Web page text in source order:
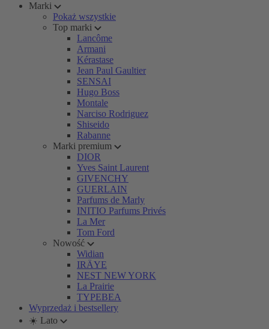
Marki
Pokaż wszystkie
Top marki
Lancôme
Armani
Kérastase
Jean Paul Gaultier
SENSAI
Hugo Boss
Montale
Narciso Rodriguez
Shiseido
Rabanne
Marki premium
DIOR
Yves Saint Laurent
GIVENCHY
GUERLAIN
Parfums de Marly
INITIO Parfums Privés
La Mer
Tom Ford
Nowość
Widian
IRÄYE
NEST NEW YORK
La Prairie
TYPEBEA
Wyprzedaż i bestsellery
☀️ Lato